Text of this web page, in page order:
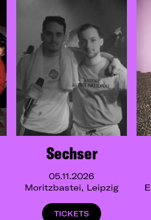
Sechser
05.11.2026
Moritzbastei, Leipzig
TICKETS